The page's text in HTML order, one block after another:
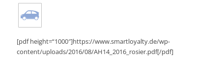
[pdf height=“1000″]https://www.smartloyalty.de/wp-
content/uploads/2016/08/AH14_2016_rosier.pdf[/pdf]